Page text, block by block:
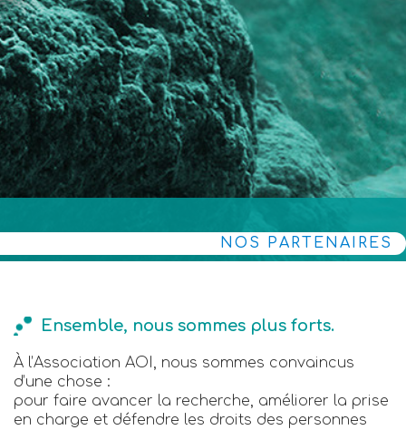
NOS PARTENAIRES
Ensemble, nous sommes plus forts.
À l’Association AOI, nous sommes convaincus
d’une chose :
pour faire avancer la recherche, améliorer la prise
en charge et défendre les droits des personnes